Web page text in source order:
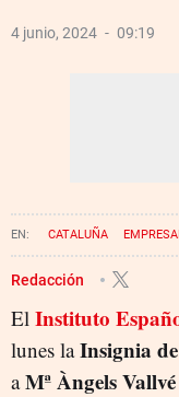
4 junio, 2024 09:19
CATALUÑA
Redacción
El Instituto
lunes laInsignia
aMª Àngels